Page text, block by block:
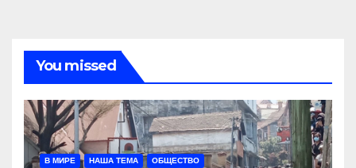
You missed
В МИРЕ НАША ТЕМА ОБЩЕСТВО